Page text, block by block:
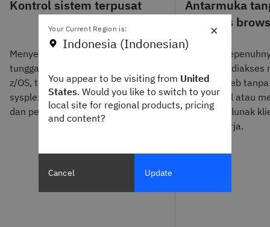
Kontrol sistem terpusat
Menyediakan titik kendali
tunggal untuk mengelola sistem
z/OS, termasuk konfigurasi
sysplex seperti kebijakan WLM
dan perangkat lunak.
Antarmuka
berbasis
Berjalan
dan dapat diakses
browser web
menginstal atau
perangkat lunak
tempat kerja.
×
Your Current Region is:
Indonesia (Indonesian)
You appear to be visiting from United
States. Would you like to switch to your
local site for regional products, pricing
and content?
Cancel Update